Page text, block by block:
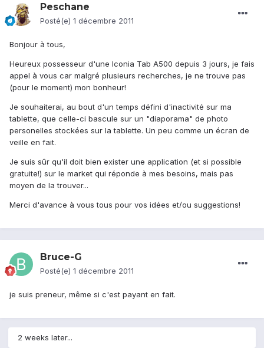
Peschane
Posté(e) 1 décembre 2011
Bonjour à tous,
Heureux possesseur d'une Iconia Tab A500 depuis 3 jours, je fais
appel à vous car malgré plusieurs recherches, je ne trouve pas
(pour le moment) mon bonheur!
Je souhaiterai, au bout d'un temps défini d'inactivité sur ma
tablette, que celle-ci bascule sur un "diaporama" de photo
personelles stockées sur la tablette. Un peu comme un écran de
veille en fait.
Je suis sûr qu'il doit bien exister une application (et si possible
gratuite!) sur le market qui réponde à mes besoins, mais pas
moyen de la trouver...
Merci d'avance à vous tous pour vos idées et/ou suggestions!
Bruce-G
Posté(e) 1 décembre 2011
je suis preneur, même si c'est payant en fait.
2 weeks later...